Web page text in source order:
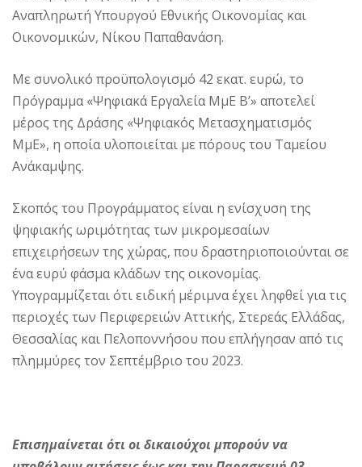
Αναπληρωτή Υπουργού Εθνικής Οικονομίας και
Οικονομικών, Νίκου Παπαθανάση.
Με συνολικό προϋπολογισμό 42 εκατ. ευρώ, το
Πρόγραμμα «Ψηφιακά Εργαλεία ΜμΕ Β’» αποτελεί
μέρος της Δράσης «Ψηφιακός Μετασχηματισμός
ΜμΕ», η οποία υλοποιείται με πόρους του Ταμείου
Ανάκαμψης.
Σκοπός του Προγράμματος είναι η ενίσχυση της
ψηφιακής ωριμότητας των μικρομεσαίων
επιχειρήσεων της χώρας, που δραστηριοποιούνται σε
ένα ευρύ φάσμα κλάδων της οικονομίας.
Υπογραμμίζεται ότι ειδική μέριμνα έχει ληφθεί για τις
περιοχές των Περιφερειών Αττικής, Στερεάς Ελλάδας,
Θεσσαλίας και Πελοποννήσου που επλήγησαν από τις
πλημμύρες τον Σεπτέμβριο του 2023.
Επισημαίνεται ότι οι δικαιούχοι μπορούν να